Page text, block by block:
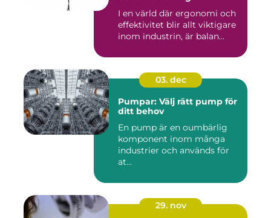
I en värld där ergonomi och
effektivitet blir allt viktigare
inom industrin, är balan...
03. dec
Pumpar: Välj rätt pump för
ditt behov
En pump är en oumbärlig
komponent inom många
industrier och används för
at...
29. nov